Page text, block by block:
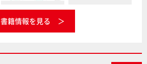
書籍情報を見る